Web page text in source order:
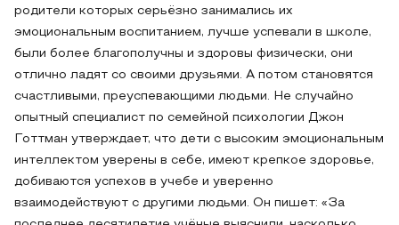
родители которых серьёзно занимались их
эмоциональным воспитанием, лучше успевали в школе,
были более благополучны и здоровы физически, они
отлично ладят со своими друзьями. А потом становятся
счастливыми, преуспевающими людьми. Не случайно
опытный специалист по семейной психологии Джон
Готтман утверждает, что дети с высоким эмоциональным
интеллектом уверены в себе, имеют крепкое здоровье,
добиваются успехов в учебе и уверенно
взаимодействуют с другими людьми. Он пишет: «За